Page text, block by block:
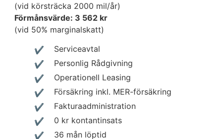
(vid körsträcka 2000 mil/år)
Förmånsvärde: 3 562 kr
(vid 50% marginalskatt)
Serviceavtal
Personlig Rådgivning
Operationell Leasing
Försäkring inkl. MER-försäkring
Fakturaadministration
0 kr kontantinsats
36 mån löptid